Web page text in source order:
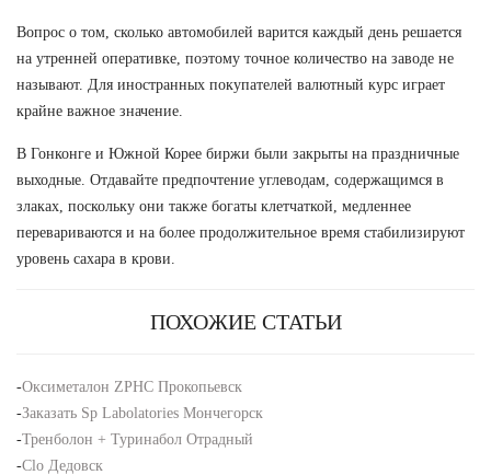
Вопрос о том, сколько автомобилей варится каждый день решается
на утренней оперативке, поэтому точное количество на заводе не
называют. Для иностранных покупателей валютный курс играет
крайне важное значение.
В Гонконге и Южной Корее биржи были закрыты на праздничные
выходные. Отдавайте предпочтение углеводам, содержащимся в
злаках, поскольку они также богаты клетчаткой, медленнее
перевариваются и на более продолжительное время стабилизируют
уровень сахара в крови.
ПОХОЖИЕ СТАТЬИ
-Оксиметалон ZPHC Прокопьевск
-Заказать Sp Labolatories Мончегорск
-Тренболон + Туринабол Отрадный
-Clo Дедовск